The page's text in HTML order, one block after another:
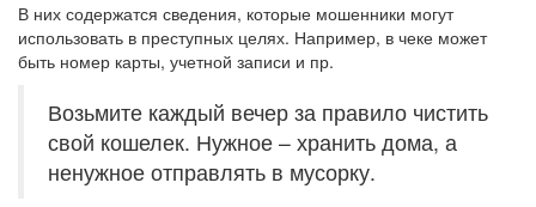
В них содержатся сведения, которые мошенники могут
использовать в преступных целях. Например, в чеке может
быть номер карты, учетной записи и пр.
Возьмите каждый вечер за правило чистить
свой кошелек. Нужное – хранить дома, а
ненужное отправлять в мусорку.